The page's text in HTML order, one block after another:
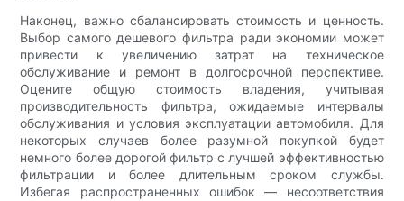
Наконец, важно сбалансировать стоимость и ценность.
Выбор самого дешевого фильтра ради экономии может
привести к увеличению затрат на техническое
обслуживание и ремонт в долгосрочной перспективе.
Оцените общую стоимость владения, учитывая
производительность фильтра, ожидаемые интервалы
обслуживания и условия эксплуатации автомобиля. Для
некоторых случаев более разумной покупкой будет
немного более дорогой фильтр с лучшей эффективностью
фильтрации и более длительным сроком службы.
Избегая распространенных ошибок — несоответствия